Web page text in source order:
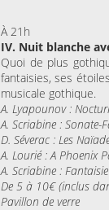
À 21h
IV. Nuit blanche
Quoi de plus
fantaisies, ses
musicale gothique.
A. Lyapounov :
A. Scriabine :
D. Séverac : Les
A. Lourié : A Phoenix
A. Scriabine :
De 5 à 10€ (inclus
Pavillon de verre